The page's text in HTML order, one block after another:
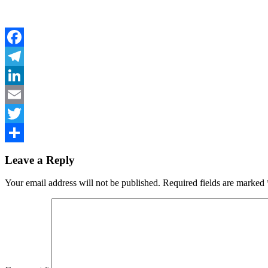
Facebook
Telegram
LinkedIn
Email
Twitter
Leave a Reply
Your email address will not be published. Required fields are marked